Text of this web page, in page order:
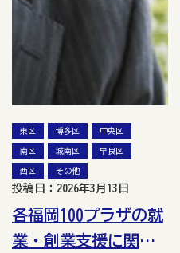
東区 博多区 中央区
南区 城南区 早良区
西区 その他
投稿日：2026年3月13日
各福岡100プラザの就
業・創業支援に関す